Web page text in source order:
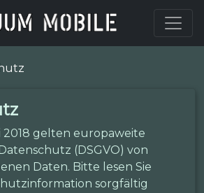
2018 gelten europaweite
(DSGVO) von
Daten. Bitte lesen Sie
sorgfältig